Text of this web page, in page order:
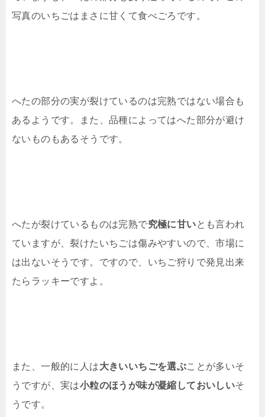
写真のいちごはまさに甘くて食べごろです。
へたの部分の実が裂けているのは完熟ではない場合も
あるようです。また、品種によってはへた部分が避け
ないものもあるそうです。
へたが裂けているものは完熟で究極に甘いとも言われ
ていますが、裂けたいちごは傷みやすいので、市場に
は出ないそうです。ですので、いちご狩りで発見出来
たらラッキーですよ。
また、一般的に人は大きいいちごを選ぶことが多いそ
うですが、実は小粒のほうが味が凝縮しておいしいそ
うです。